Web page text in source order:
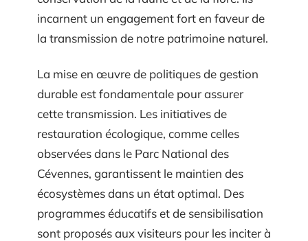
incarnent un engagement fort en faveur de
la transmission de notre patrimoine naturel.
La mise en œuvre de politiques de gestion
durable est fondamentale pour assurer
cette transmission. Les initiatives de
restauration écologique, comme celles
observées dans le Parc National des
Cévennes, garantissent le maintien des
écosystèmes dans un état optimal. Des
programmes éducatifs et de sensibilisation
sont proposés aux visiteurs pour les inciter à